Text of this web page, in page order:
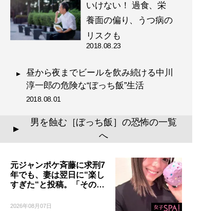
いけない！ 過食、栄
養面の偏り、うつ病の
リスクも
2018.08.23
昼から夜までビールを飲み続ける中川
淳一郎の危険な“ぼっち飯”生活
2018.08.01
▲
男を蝕む［ぼっち飯］の恐怖の一覧
へ
元ジャンポケ斉藤に求刑7
年でも、妻は翌日に“楽し
すぎた“と投稿。「その…
2026年08月07日